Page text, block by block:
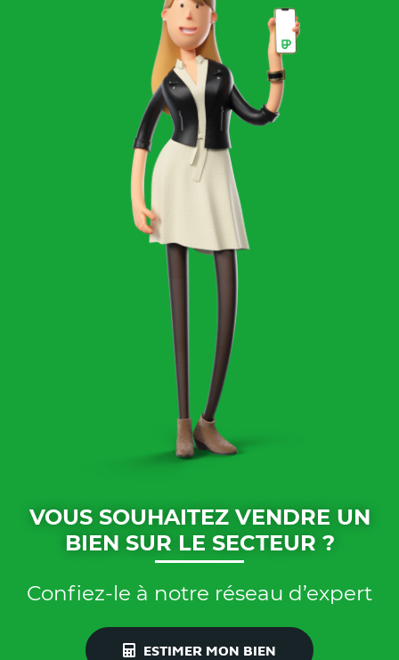
VOUS SOUHAITEZ VENDRE UN
BIEN SUR LE SECTEUR ?
Confiez-le à notre réseau d’expert
ESTIMER MON BIEN